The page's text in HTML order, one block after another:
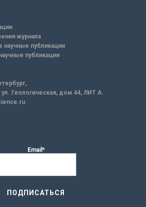
журнала
публикации
публикации
ул. Геологическая, дом 44, ЛИТ А.
Email*